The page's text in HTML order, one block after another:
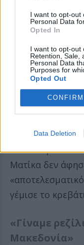
I want to opt-out
Personal Data
Opted In
I want to opt-out
Retention, Sale,
Personal Data
Purposes for
Opted Out
CONFIRM
Data Deletion
«δίπλα σου»,
ακρίδας. Η
φωνάζοντας
ζητώντας
μην σκοτώσει το
Ο Ιορδανίδης
την ακρίδα που
αλλά στη
Ματίκα δεν
γέμισε το
«Γίναμε
Μακεδονία»